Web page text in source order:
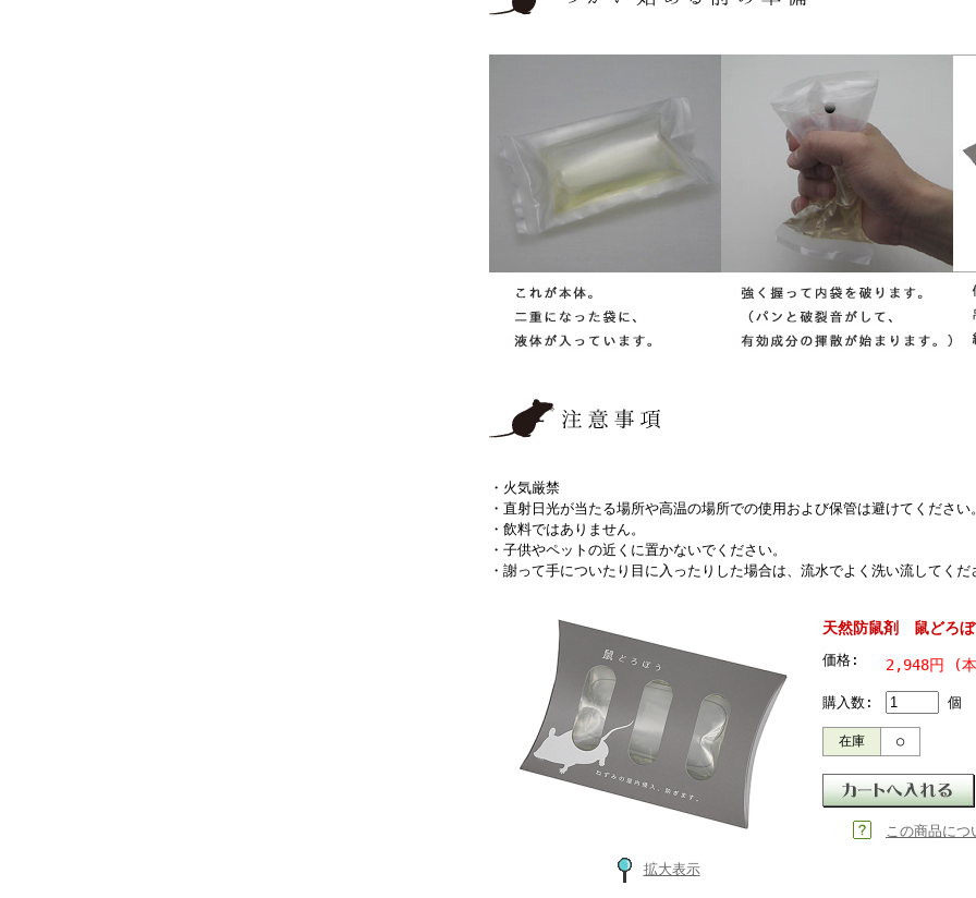
・火気厳禁
・直射日光が当たる場所や高温の場所での使用および保管は避けてください。
・飲料ではありません。
・子供やペットの近くに置かないでください。
・謝って手についたり目に入ったりした場合は、流水でよく洗い流してくだ
拡大表示
天然防鼠剤 鼠どろぼ
価格: 2,948円 (
購入数: 個
在庫 ○
この商品に